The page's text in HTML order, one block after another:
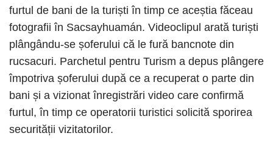
furtul de bani de la turiști în timp ce aceștia făceau
fotografii în Sacsayhuamán. Videoclipul arată turiști
plângându-se șoferului că le fură bancnote din
rucsacuri. Parchetul pentru Turism a depus plângere
împotriva șoferului după ce a recuperat o parte din
bani și a vizionat înregistrări video care confirmă
furtul, în timp ce operatorii turistici solicită sporirea
securității vizitatorilor.